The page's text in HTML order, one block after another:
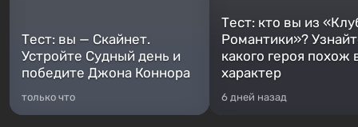
Тест: вы — Скайнет.
Устройте Судный день и
победите Джона Коннора
только что
Тест: кто вы из
Романтики»?
какого героя похож
характер
6 дней назад